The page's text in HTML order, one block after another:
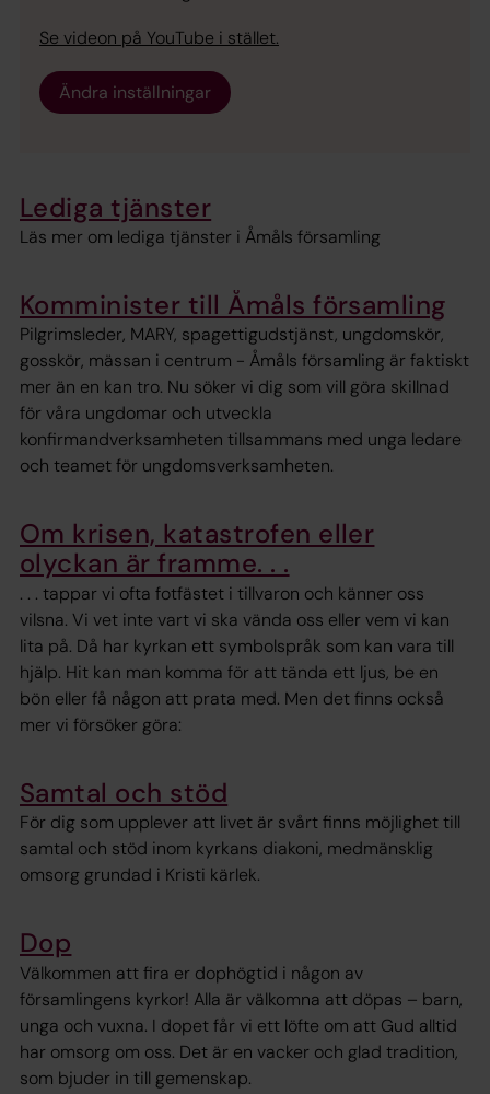
Se videon på YouTube i stället.
Ändra inställningar
Lediga tjänster
Läs mer om lediga tjänster i Åmåls församling
Komminister till Åmåls församling
Pilgrimsleder, MARY, spagettigudstjänst, ungdomskör,
gosskör, mässan i centrum - Åmåls församling är faktiskt
mer än en kan tro. Nu söker vi dig som vill göra skillnad
för våra ungdomar och utveckla
konfirmandverksamheten tillsammans med unga ledare
och teamet för ungdomsverksamheten.
Om krisen, katastrofen eller
olyckan är framme. . .
. . . tappar vi ofta fotfästet i tillvaron och känner oss
vilsna. Vi vet inte vart vi ska vända oss eller vem vi kan
lita på. Då har kyrkan ett symbolspråk som kan vara till
hjälp. Hit kan man komma för att tända ett ljus, be en
bön eller få någon att prata med. Men det finns också
mer vi försöker göra:
Samtal och stöd
För dig som upplever att livet är svårt finns möjlighet till
samtal och stöd inom kyrkans diakoni, medmänsklig
omsorg grundad i Kristi kärlek.
Dop
Välkommen att fira er dophögtid i någon av
församlingens kyrkor! Alla är välkomna att döpas – barn,
unga och vuxna. I dopet får vi ett löfte om att Gud alltid
har omsorg om oss. Det är en vacker och glad tradition,
som bjuder in till gemenskap.